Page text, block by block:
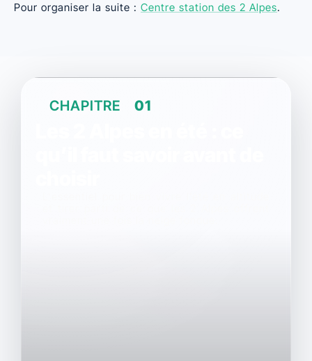
Pour organiser la suite : Centre station des 2 Alpes.
CHAPITRE 01